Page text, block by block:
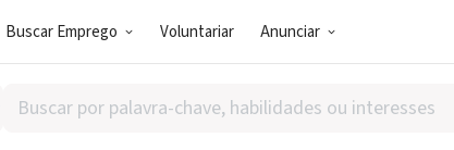
Buscar Emprego Voluntariar Anunciar
Buscar
por
Trillium Childhood